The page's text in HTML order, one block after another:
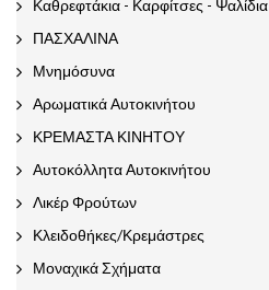
Καθρεφτάκια - Καρφίτσες - Ψαλίδια
ΠΑΣΧΑΛΙΝΑ
Μνημόσυνα
Αρωματικά Αυτοκινήτου
ΚΡΕΜΑΣΤΑ ΚΙΝΗΤΟΥ
Αυτοκόλλητα Αυτοκινήτου
Λικέρ Φρούτων
Κλειδοθήκες/Κρεμάστρες
Μοναχικά Σχήματα